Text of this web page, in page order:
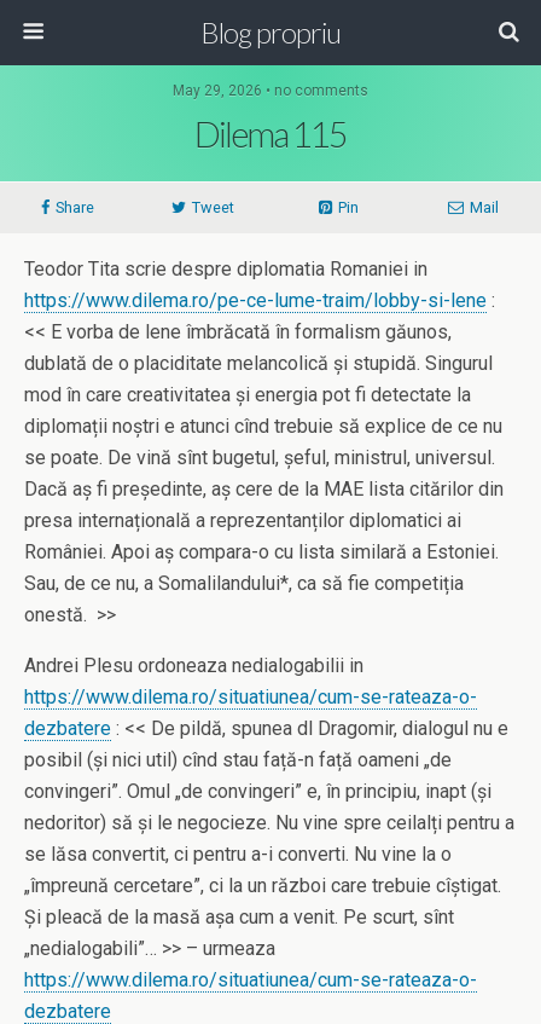
Blog propriu
May 29, 2026 • no comments
Dilema 115
Share Tweet Pin Mail
Teodor Tita scrie despre diplomatia Romaniei in
https://www.dilema.ro/pe-ce-lume-traim/lobby-si-lene :
<< E vorba de lene îmbrăcată în formalism găunos,
dublată de o placiditate melancolică și stupidă. Singurul
mod în care creativitatea și energia pot fi detectate la
diplomații noștri e atunci cînd trebuie să explice de ce nu
se poate. De vină sînt bugetul, șeful, ministrul, universul.
Dacă aș fi președinte, aș cere de la MAE lista citărilor din
presa internațională a reprezentanților diplomatici ai
României. Apoi aș compara-o cu lista similară a Estoniei.
Sau, de ce nu, a Somalilandului*, ca să fie competiția
onestă. >>
Andrei Plesu ordoneaza nedialogabilii in
https://www.dilema.ro/situatiunea/cum-se-rateaza-o-
dezbatere : << De pildă, spunea dl Dragomir, dialogul nu e
posibil (și nici util) cînd stau față-n față oameni „de
convingeri”. Omul „de convingeri” e, în principiu, inapt (și
nedoritor) să și le negocieze. Nu vine spre ceilalți pentru a
se lăsa convertit, ci pentru a-i converti. Nu vine la o
„împreună cercetare”, ci la un război care trebuie cîștigat.
Și pleacă de la masă așa cum a venit. Pe scurt, sînt
„nedialogabili”… >> – urmeaza
https://www.dilema.ro/situatiunea/cum-se-rateaza-o-
dezbatere